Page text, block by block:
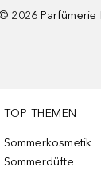
© 2026 Parfümerie
TOP THEMEN
Sommerkosmetik
Sommerdüfte